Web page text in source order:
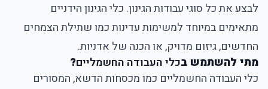
לבצע את כל סוגי עבודות הגינון. כלי הגינון הידניים
מתאימים במיוחד למשימות עדינות כמו שתילת הצמחים
החדשים, גיזום מדויק, או הכנה של אדניות.
מתי להשתמש בכלי העבודה החשמליים?
כלי העבודה החשמליים כמו מכסחות הדשא, המסורים